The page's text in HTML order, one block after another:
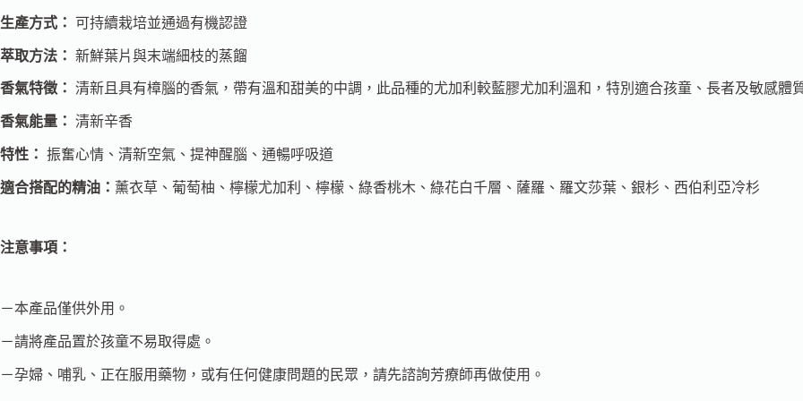
生產方式： 可持續栽培並通過有機認證
萃取方法： 新鮮葉片與末端細枝的蒸餾
香氣特徵： 清新且具有樟腦的香氣，帶有溫和甜美的中調，此品種的尤加利較藍膠尤加利溫和，特別適合孩童、長者及敏感體
香氣能量： 清新辛香
特性： 振奮心情、清新空氣、提神醒腦、通暢呼吸道
適合搭配的精油： 薰衣草、葡萄柚、檸檬尤加利、檸檬、綠香桃木、綠花白千層、薩羅、羅文莎葉、銀杉、西伯利亞冷杉
注意事項：
－本產品僅供外用。
－請將產品置於孩童不易取得處。
－孕婦、哺乳、正在服用藥物，或有任何健康問題的民眾，請先諮詢芳療師再做使用。